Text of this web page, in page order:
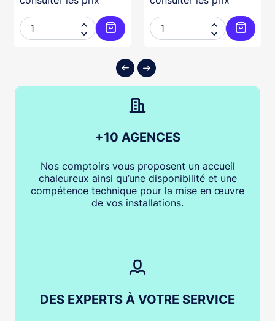
au panier


Ajouter au panier


+10 AGENCES
Nos comptoirs vous proposent un accueil
chaleureux ainsi qu’une disponibilité et une
compétence technique pour la mise en œuvre
de vos installations.
DES EXPERTS À VOTRE SERVICE